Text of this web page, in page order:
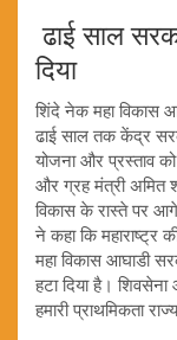
ढाई साल
दिया
शिंदे नेक महा विकास
ढाई साल तक केंद्र
योजना और प्रस्ताव
और ग्रह मंत्री अमित
विकास के रास्ते पर
ने कहा कि महाराष्ट्र
महा विकास आघाडी
हटा दिया है।
हमारी प्राथमिकता